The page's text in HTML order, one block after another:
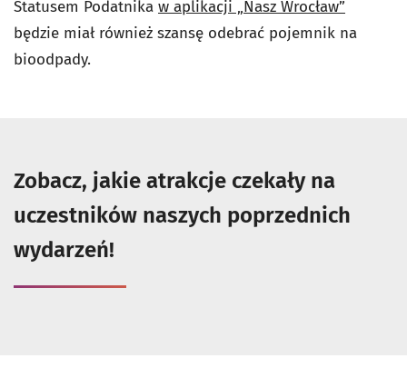
Statusem Podatnika w aplikacji „Nasz Wrocław”
będzie miał również szansę odebrać pojemnik na
bioodpady.
Zobacz, jakie atrakcje czekały na
uczestników naszych poprzednich
wydarzeń!